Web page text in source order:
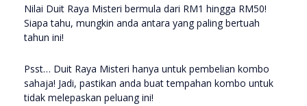
Nilai Duit Raya Misteri bermula dari RM1 hingga RM50!
Siapa tahu, mungkin anda antara yang paling bertuah
tahun ini!
Psst… Duit Raya Misteri hanya untuk pembelian kombo
sahaja! Jadi, pastikan anda buat tempahan kombo untuk
tidak melepaskan peluang ini!